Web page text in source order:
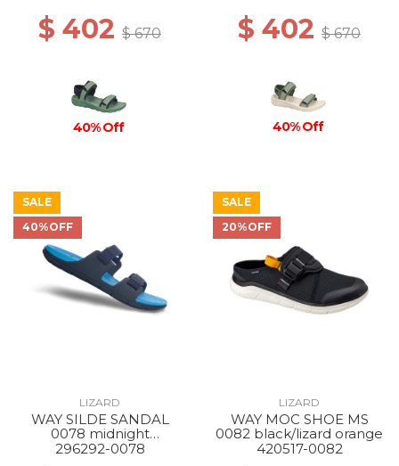
$ 402 $ 670
40% Off
$ 402 $ 670
40% Off
SALE
40%OFF
LIZARD
WAY SILDE SANDAL
0078 midnight
blue/atlantic blue
296292-0078
SALE
20%OFF
LIZARD
WAY MOC SHOE MS
0082 black/lizard orange
420517-0082